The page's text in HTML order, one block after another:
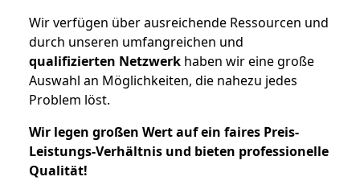
Wir verfügen über ausreichende Ressourcen und
durch unseren umfangreichen und
qualifizierten Netzwerk haben wir eine große
Auswahl an Möglichkeiten, die nahezu jedes
Problem löst.
Wir legen großen Wert auf ein faires Preis-
Leistungs-Verhältnis und bieten professionelle
Qualität!